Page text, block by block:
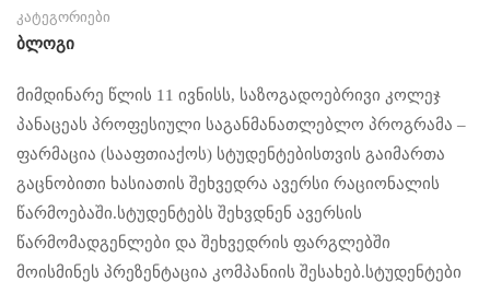
კატეგორიები
Ბლოგი
მიმდინარე წლის 11 ივნისს, საზოგადოებრივი კოლეჯ
პანაცეას პროფესიული საგანმანათლებლო პროგრამა –
ფარმაცია (სააფთიაქოს) სტუდენტებისთვის გაიმართა
გაცნობითი ხასიათის შეხვედრა ავერსი რაციონალის
წარმოებაში.სტუდენტებს შეხვდნენ ავერსის
წარმომადგენლები და შეხვედრის ფარგლებში
მოისმინეს პრეზენტაცია კომპანიის შესახებ.სტუდენტები